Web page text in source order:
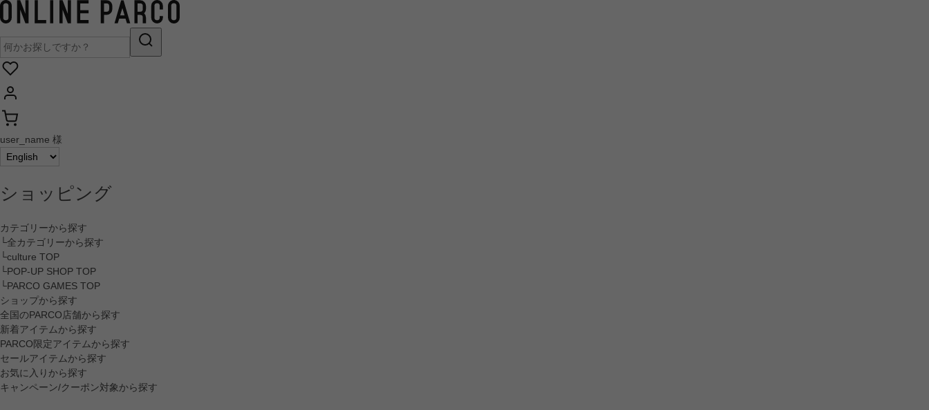
user_name 様
ショッピング
カテゴリーから探す
└全カテゴリーから探す
└culture TOP
└POP-UP SHOP TOP
└PARCO GAMES TOP
ショップから探す
全国のPARCO店舗から探す
新着アイテムから探す
PARCO限定アイテムから探す
セールアイテムから探す
お気に入りから探す
キャンペーン/クーポン対象から探す